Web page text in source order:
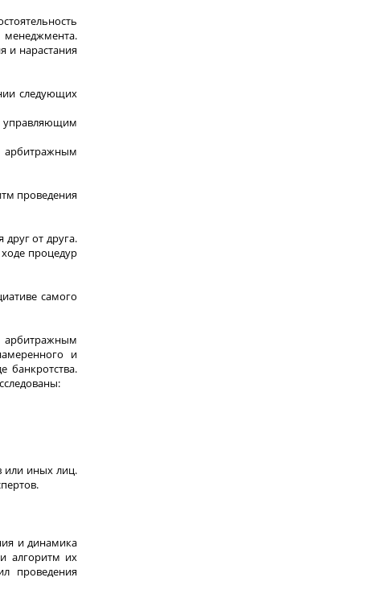
менеджмента.
и нарастания
следующих
управляющим
арбитражным
проведения
от друга.
процедур
самого
арбитражным
и
банкротства.
или иных лиц.
и динамика
алгоритм их
проведения